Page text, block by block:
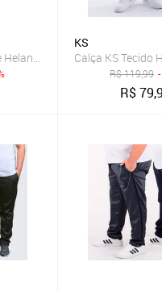
Helanca KS Listra Lateral
KS
Calça KS
R$119,99
R$